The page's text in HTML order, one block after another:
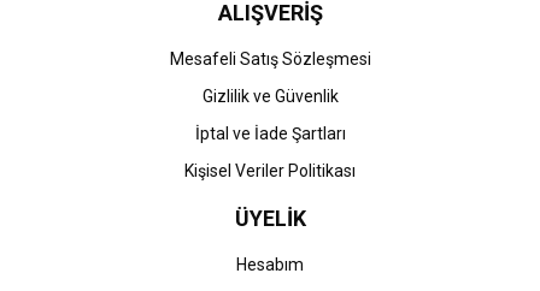
ALIŞVERİŞ
Mesafeli Satış Sözleşmesi
Gizlilik ve Güvenlik
İptal ve İade Şartları
Kişisel Veriler Politikası
ÜYELİK
Hesabım